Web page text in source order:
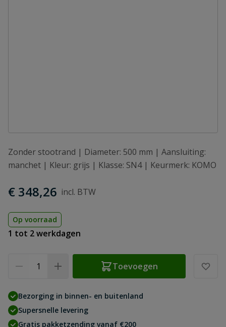
Zonder stootrand | Diameter: 500 mm | Aansluiting:
manchet | Kleur: grijs | Klasse: SN4 | Keurmerk: KOMO
€ 348,26
Op voorraad
1 tot 2 werkdagen
Toevoegen
Bezorging in binnen- en buitenland
Supersnelle levering
Gratis pakketzending vanaf €200